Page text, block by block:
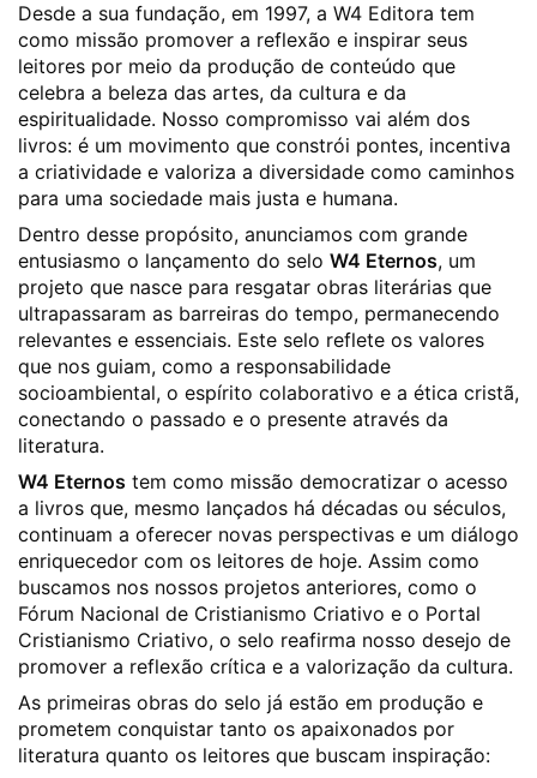
Desde a sua fundação, em 1997, a W4 Editora tem
como missão promover a reflexão e inspirar seus
leitores por meio da produção de conteúdo que
celebra a beleza das artes, da cultura e da
espiritualidade. Nosso compromisso vai além dos
livros: é um movimento que constrói pontes, incentiva
a criatividade e valoriza a diversidade como caminhos
para uma sociedade mais justa e humana.
Dentro desse propósito, anunciamos com grande
entusiasmo o lançamento do selo W4 Eternos, um
projeto que nasce para resgatar obras literárias que
ultrapassaram as barreiras do tempo, permanecendo
relevantes e essenciais. Este selo reflete os valores
que nos guiam, como a responsabilidade
socioambiental, o espírito colaborativo e a ética cristã,
conectando o passado e o presente através da
literatura.
W4 Eternos tem como missão democratizar o acesso
a livros que, mesmo lançados há décadas ou séculos,
continuam a oferecer novas perspectivas e um diálogo
enriquecedor com os leitores de hoje. Assim como
buscamos nos nossos projetos anteriores, como o
Fórum Nacional de Cristianismo Criativo e o Portal
Cristianismo Criativo, o selo reafirma nosso desejo de
promover a reflexão crítica e a valorização da cultura.
As primeiras obras do selo já estão em produção e
prometem conquistar tanto os apaixonados por
literatura quanto os leitores que buscam inspiração: